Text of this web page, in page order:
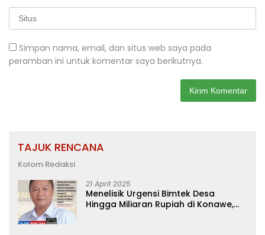
Simpan nama, email, dan situs web saya pada
peramban ini untuk komentar saya berikutnya.
TAJUK RENCANA
Kolom Redaksi
21 April 2025
Menelisik Urgensi Bimtek Desa
Hingga Miliaran Rupiah di Konawe,